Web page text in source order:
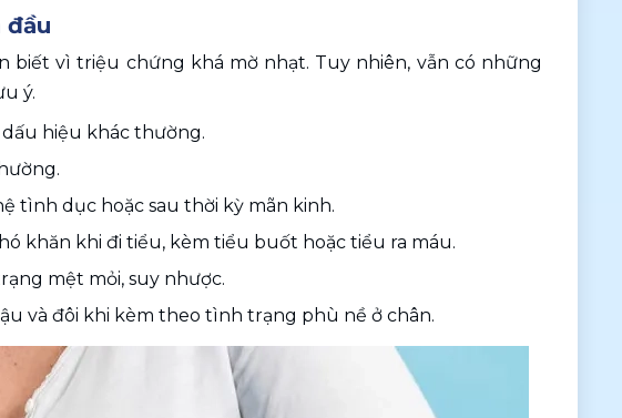
đầu
vì triệu chứng khá mờ nhạt. Tuy nhiên, vẫn có những
ý.
hiệu khác thường.
tình dục hoặc sau thời kỳ mãn kinh.
khăn khi đi tiểu, kèm tiểu buốt hoặc tiểu ra máu.
mệt mỏi, suy nhược.
và đôi khi kèm theo tình trạng phù nề ở chân.